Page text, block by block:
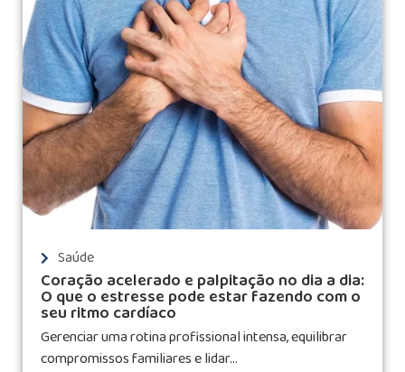
Saúde
Coração acelerado e palpitação no dia a dia:
O que o estresse pode estar fazendo com o
seu ritmo cardíaco
Gerenciar uma rotina profissional intensa, equilibrar
compromissos familiares e lidar...